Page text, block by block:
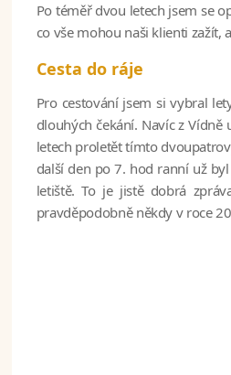
Po téměř dvou letech jsem se
co vše mohou naši klienti
Cesta do ráje
Pro cestování jsem si vybral
dlouhých čekání. Navíc z
letech proletět tímto
další den po 7. hod ranní už
letiště. To je jistě dobrá
pravděpodobně někdy v roce